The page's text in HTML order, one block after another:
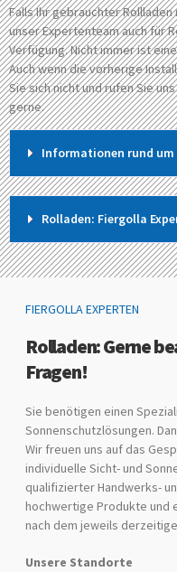
Falls Ihr gebrauchter
unser Expertenteam auch für
Verfügung. Nicht immer ist
Auch wenn die vorherige
Sie sich nicht und rufen Sie
gerne.
Informationen rund um
Rolladen: Fiergolla
FIERGOLLA EXPERTEN
Rolladen: Gerne
Fragen!
Sie benötigen einen
Sonnenschutzlösungen.
Wir freuen uns auf das
individuelle Sicht- und
qualifizierter Handwerks-
hochwertige Produkte und
nach dem jeweils
Unsere Standorte